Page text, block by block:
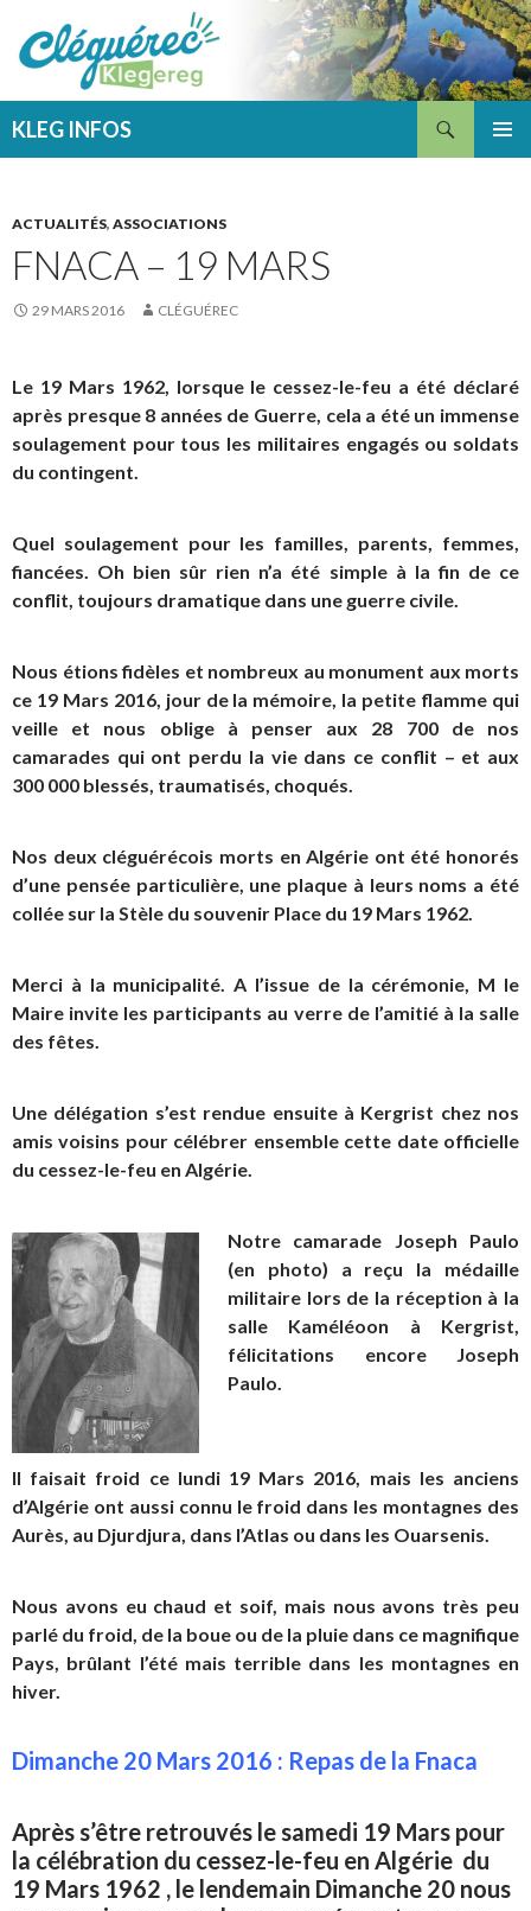
KLEG INFOS
ACTUALITÉS, ASSOCIATIONS
FNACA – 19 MARS
29 MARS 2016 CLÉGUÉREC
Le 19 Mars 1962, lorsque le cessez-le-feu a été déclaré
après presque 8 années de Guerre, cela a été un immense
soulagement pour tous les militaires engagés ou soldats
du contingent.
Quel soulagement pour les familles, parents, femmes,
fiancées. Oh bien sûr rien n’a été simple à la fin de ce
conflit, toujours dramatique dans une guerre civile.
Nous étions fidèles et nombreux au monument aux morts
ce 19 Mars 2016, jour de la mémoire, la petite flamme qui
veille et nous oblige à penser aux 28 700 de nos
camarades qui ont perdu la vie dans ce conflit – et aux
300 000 blessés, traumatisés, choqués.
Nos deux cléguérécois morts en Algérie ont été honorés
d’une pensée particulière, une plaque à leurs noms a été
collée sur la Stèle du souvenir Place du 19 Mars 1962.
Merci à la municipalité. A l’issue de la cérémonie, M le
Maire invite les participants au verre de l’amitié à la salle
des fêtes.
Une délégation s’est rendue ensuite à Kergrist chez nos
amis voisins pour célébrer ensemble cette date officielle
du cessez-le-feu en Algérie.
Notre camarade Joseph Paulo
(en photo) a reçu la médaille
militaire lors de la réception à la
salle Kaméléoon à Kergrist,
félicitations encore Joseph
Paulo.
Il faisait froid ce lundi 19 Mars 2016, mais les anciens
d’Algérie ont aussi connu le froid dans les montagnes des
Aurès, au Djurdjura, dans l’Atlas ou dans les Ouarsenis.
Nous avons eu chaud et soif, mais nous avons très peu
parlé du froid, de la boue ou de la pluie dans ce magnifique
Pays, brûlant l’été mais terrible dans les montagnes en
hiver.
Dimanche 20 Mars 2016 : Repas de la Fnaca
Après s’être retrouvés le samedi 19 Mars pour
la célébration du cessez-le-feu en Algérie du
19 Mars 1962 , le lendemain Dimanche 20 nous